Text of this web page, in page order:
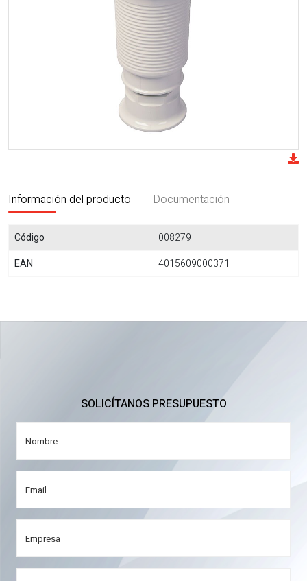
Información del producto Documentación
Código
008279
EAN
4015609000371
SOLICÍTANOS PRESUPUESTO